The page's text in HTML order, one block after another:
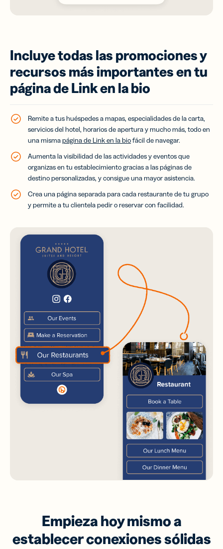
Incluye todas las promociones y
recursos más importantes en tu
página de Link en la bio
Remite a tus huéspedes a mapas, especialidades de la carta,
servicios del hotel, horarios de apertura y mucho más, todo en
una mismapágina de Link en la biofácil de navegar.
Aumenta la visibilidad de las actividades y eventos que
organizas en tu establecimiento gracias a las páginas de
destino personalizadas, y consigue una mayor asistencia.
Crea una página separada para cada restaurante de tu grupo
y permite a tu clientela pedir o reservar con facilidad.
Empieza hoy mismo a
establecer conexiones sólidas